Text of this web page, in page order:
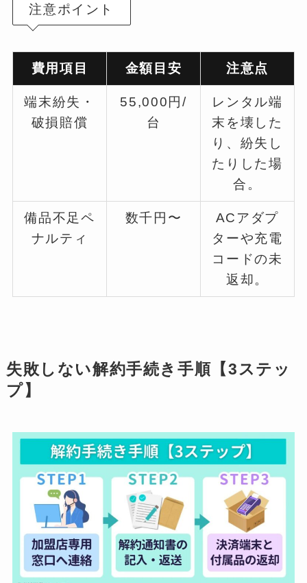
注意ポイント
費用項目 金額目安 注意点
端末紛失・
破損賠償
55,000円/
台
レンタル端
末を壊した
り、紛失し
たりした場
合。
備品不足ペ
ナルティ
数千円〜
ACアダプ
ターや充電
コードの未
返却。
失敗しない解約手続き手順【3ステッ
プ】